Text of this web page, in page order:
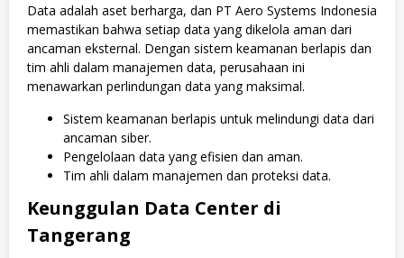
Data adalah aset berharga, dan PT Aero Systems Indonesia
memastikan bahwa setiap data yang dikelola aman dari
ancaman eksternal. Dengan sistem keamanan berlapis dan
tim ahli dalam manajemen data, perusahaan ini
menawarkan perlindungan data yang maksimal.
Sistem keamanan berlapis untuk melindungi data dari
ancaman siber.
Pengelolaan data yang efisien dan aman.
Tim ahli dalam manajemen dan proteksi data.
Keunggulan Data Center di
Tangerang